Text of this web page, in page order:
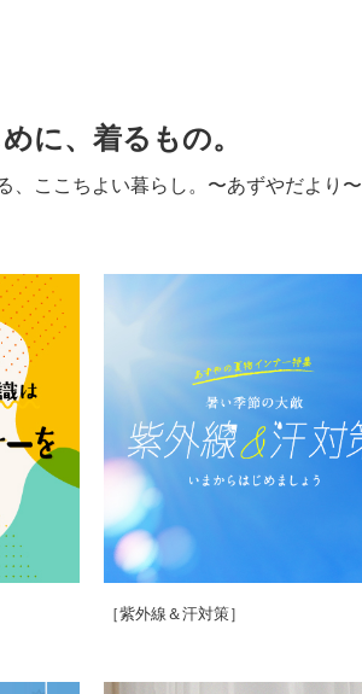
に、着るもの。
、ここちよい暮らし。 〜あずやだより〜
［紫外線＆汗対策］